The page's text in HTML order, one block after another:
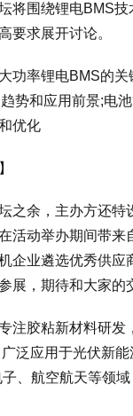
将围绕锂电BMS
要求展开讨论。
率锂电BMS的关
势和应用前景;电
优化
余，主办方还特
活动举办期间带来
企业遴选优秀供应
展，期待和大家的
胶粘新材料研发
泛应用于光伏新能
、航空航天等领